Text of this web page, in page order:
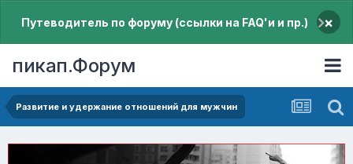
Путеводитель по форуму (ссылки на FAQ'и и пр.) ×
пикап.Форум
Pазвитие и удержание отношений для мужчин